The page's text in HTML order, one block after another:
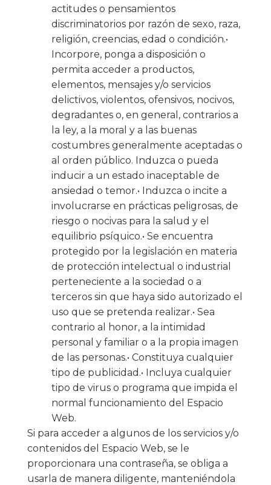
actitudes o pensamientos
discriminatorios por razón de sexo, raza,
religión, creencias, edad o condición.•
Incorpore, ponga a disposición o
permita acceder a productos,
elementos, mensajes y/o servicios
delictivos, violentos, ofensivos, nocivos,
degradantes o, en general, contrarios a
la ley, a la moral y a las buenas
costumbres generalmente aceptadas o
al orden público. Induzca o pueda
inducir a un estado inaceptable de
ansiedad o temor.• Induzca o incite a
involucrarse en prácticas peligrosas, de
riesgo o nocivas para la salud y el
equilibrio psíquico.• Se encuentra
protegido por la legislación en materia
de protección intelectual o industrial
perteneciente a la sociedad o a
terceros sin que haya sido autorizado el
uso que se pretenda realizar.• Sea
contrario al honor, a la intimidad
personal y familiar o a la propia imagen
de las personas.• Constituya cualquier
tipo de publicidad.• Incluya cualquier
tipo de virus o programa que impida el
normal funcionamiento del Espacio
Web.
Si para acceder a algunos de los servicios y/o
contenidos del Espacio Web, se le
proporcionara una contraseña, se obliga a
usarla de manera diligente, manteniéndola